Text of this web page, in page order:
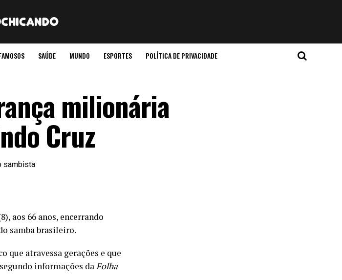
SAÚDE MUNDO ESPORTES POLÍTICA DE PRIVACIDADE
milionária
Cruz
aos 66 anos, encerrando
samba brasileiro.
que atravessa gerações e que
informações daFolha